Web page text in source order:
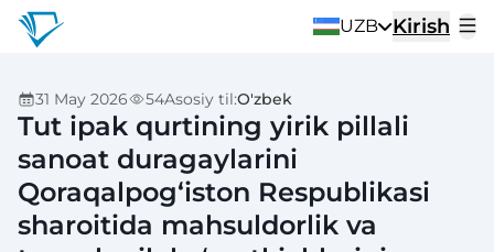
UZB Kirish
31 May 2026 54Asosiy til:O'zbek
Tut ipak qurtining yirik pillali
sanoat duragaylarini
Qoraqalpog‘iston Respublikasi
sharoitida mahsuldorlik va